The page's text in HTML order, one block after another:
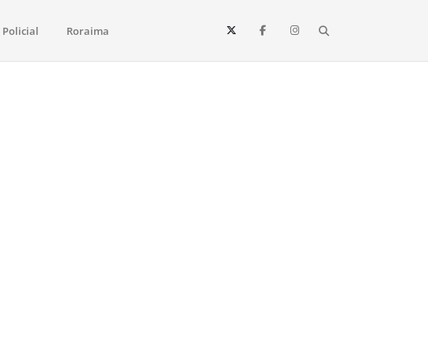
de Boa Vista e todo o estado de Roraima. Fique sempre informado
Policial Roraima